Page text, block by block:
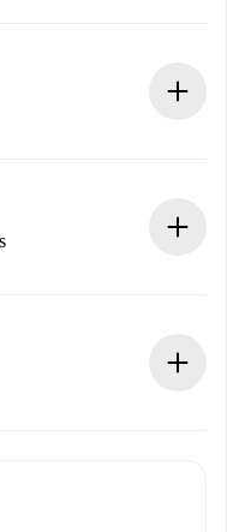
confirme.
e ofereceremos